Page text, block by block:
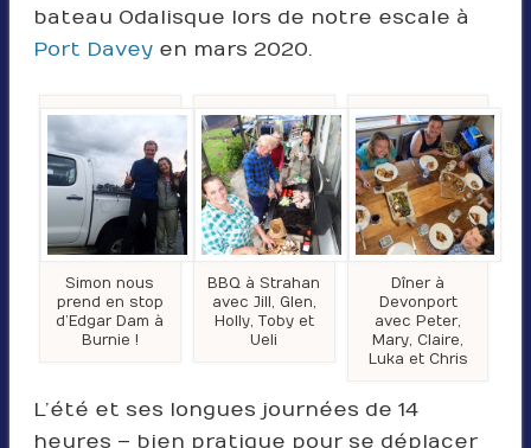
bateau Odalisque lors de notre escale à
Port Daveyen mars 2020.
Simon nous
prend en stop
d’Edgar Dam à
Burnie !
BBQ à Strahan
avec Jill, Glen,
Holly, Toby et
Ueli
Dîner à
Devonport
avec Peter,
Mary, Claire,
Luka et Chris
L’été et ses longues journées de 14
heures – bien pratique pour se déplacer